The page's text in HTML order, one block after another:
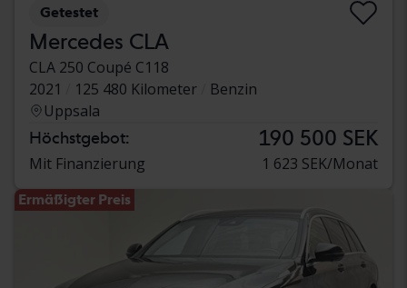
Getestet
Mercedes CLA
CLA 250 Coupé C118
2021
125 480 Kilometer
Benzin
Uppsala
Höchstgebot: 190 500 SEK
Mit Finanzierung 1 623 SEK/Monat
Ermäßigter Preis